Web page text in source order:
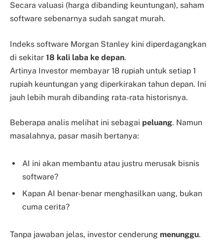
Secara valuasi (harga dibanding keuntungan), saham
software sebenarnya sudah sangat murah.
Indeks software Morgan Stanley kini diperdagangkan
di sekitar 18 kali laba ke depan.
Artinya Investor membayar 18 rupiah untuk setiap 1
rupiah keuntungan yang diperkirakan tahun depan. Ini
jauh lebih murah dibanding rata-rata historisnya.
Beberapa analis melihat ini sebagai peluang. Namun
masalahnya, pasar masih bertanya:
AI ini akan membantu atau justru merusak bisnis
software?
Kapan AI benar-benar menghasilkan uang, bukan
cuma cerita?
Tanpa jawaban jelas, investor cenderung menunggu.